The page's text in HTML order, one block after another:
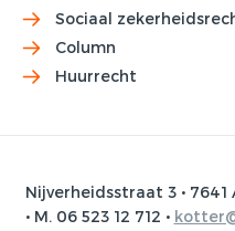
Sociaal
Column
Huurrecht
Nijverheidsstraat 3 • 7641
• M. 06 523 12 712 •